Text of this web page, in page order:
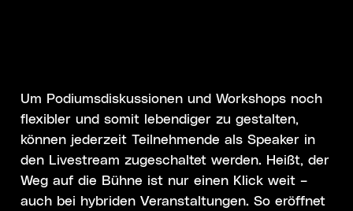
Um Podiumsdiskussionen und Workshops noch
flexibler und somit lebendiger zu gestalten,
können jederzeit Teilnehmende als Speaker in
den Livestream zugeschaltet werden. Heißt, der
Weg auf die Bühne ist nur einen Klick weit –
auch bei hybriden Veranstaltungen. So eröffnet